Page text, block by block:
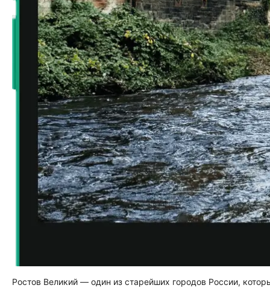
Ростов Великий — один из старейших городов России,